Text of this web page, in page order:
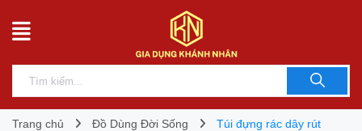
Trang chủ Đồ Dùng Đời Sống
Túi đựng rác dây rút